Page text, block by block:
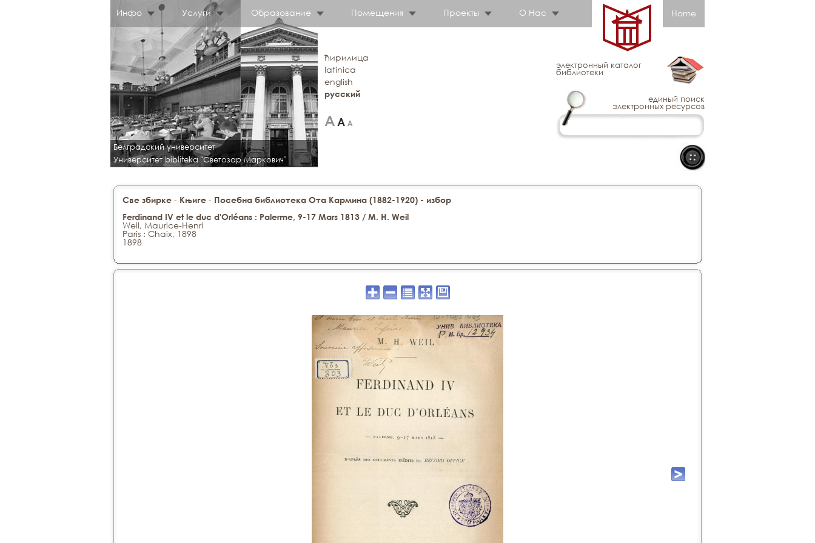
Инфо Услуги Образование Помещения Проекты О Нас Home
Белградский университет
Университет bibliteka "Светозар Маркович"
ћирилица
latinica
english
русский
электронный каталог
библиотеки
единый поиск
электронных ресурсов
Све збирке - Књиге - Посебна библиотека Ота Кармина (1882-1920) - избор
Ferdinand IV et le duc d'Orléans : Palerme, 9-17 Mars 1813 / M. H. Weil
Weil, Maurice-Henri
Paris : Chaix, 1898
1898